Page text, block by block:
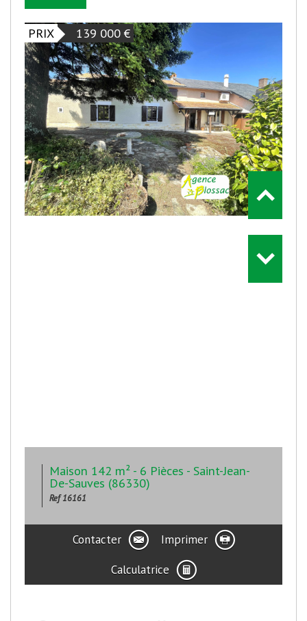
PRIX 139 000 €
Maison 142 m² - 6 Pièces - Saint-Jean-
De-Sauves (86330)
Ref 16161
Contacter
Imprimer
Calculatrice